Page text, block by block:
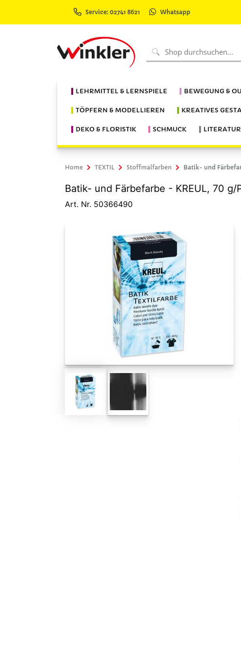
Service: 02741 8621 Whatsapp
LEHRMITTEL & LERNSPIELE BEWEGUNG &
TÖPFERN & MODELLIEREN KREATIVES
DEKO & FLORISTIK SCHMUCK LITERATUR
Home TEXTIL Stoffmalfarben Batik- und
Batik- und Färbefarbe - KREUL, 70 g/
Art. Nr. 50366490